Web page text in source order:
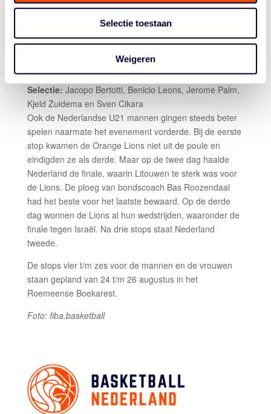
Selectie toestaan
Weigeren
bondscoach Andrea Congreaves beide wedstrijden in de
poule. De finale tegen Litouwen ging met 21-14
verloren. Na drie stops neemt Nederland de vierde
Mannen
Selectie: Jacopo Bertotti, Benicio Leons, Jerome Palm,
Kjeld Zuidema en Sven Cikara
Ook de Nederlandse U21 mannen gingen steeds beter
spelen naarmate het evenement vorderde. Bij de eerste
stop kwamen de Orange Lions niet uit de poule en
eindigden ze als derde. Maar op de twee dag haalde
Nederland de finale, waarin Litouwen te sterk was voor
de Lions. De ploeg van bondscoach Bas Roozendaal
had het beste voor het laatste bewaard. Op de derde
dag wonnen de Lions al hun wedstrijden, waaronder de
finale tegen Israël. Na drie stops staat Nederland
tweede.
De stops vier t/m zes voor de mannen en de vrouwen
staan gepland van 24 t/m 26 augustus in het
Roemeense Boekarest.
Foto: fiba.basketball